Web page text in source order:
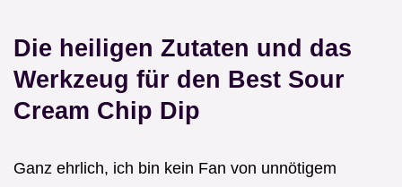
Die heiligen Zutaten und das
Werkzeug für den Best Sour
Cream Chip Dip
Ganz ehrlich, ich bin kein Fan von unnötigem